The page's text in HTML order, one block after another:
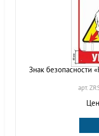
Знак безопасности
арт.